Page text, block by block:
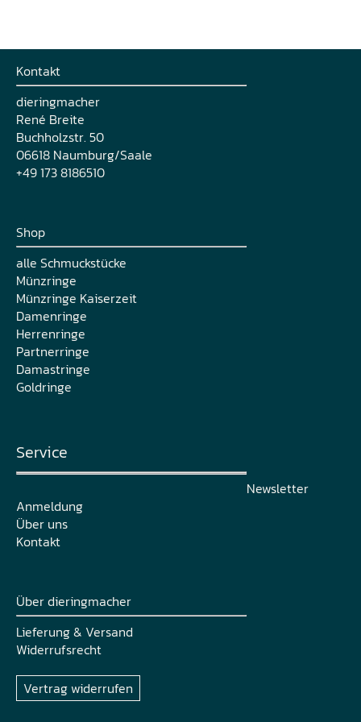
Kontakt
dieringmacher
René Breite
Buchholzstr. 50
06618 Naumburg/Saale
+49 173 8186510
Shop
alle Schmuckstücke
Münzringe
Münzringe Kaiserzeit
Damenringe
Herrenringe
Partnerringe
Damastringe
Goldringe
Service
Newsletter
Anmeldung
Über uns
Kontakt
Über dieringmacher
Lieferung & Versand
Widerrufsrecht
Vertrag widerrufen